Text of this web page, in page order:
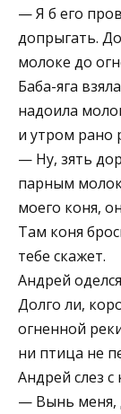
— Я б его
допрыгать.
молоке до
Баба-яга
надоила
и утром рано
— Ну, зять
парным
моего коня,
Там коня
тебе скажет.
Андрей
Долго ли,
огненной
ни птица не
Андрей слез с
— Вынь меня,